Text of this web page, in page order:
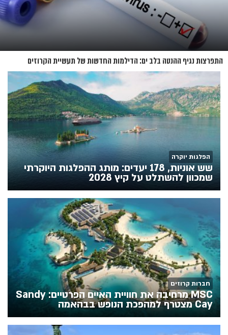
התפרצות נגיף ההנטה בלב ים: הדילמות החדשות של תעשיית הקרוזים
הפלגות יוקרה
שש אוניות, 178 יעדים: מותג ההפלגות היוקרתי
שמכוון להשתלט על קיץ 2028
חברות קרוזים
MSC מרחיבה את חוויית האיים הפרטיים: Sandy
Cay מצטרף למהפכת הנופש בבהאמה